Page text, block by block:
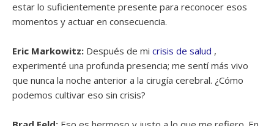
estar lo suficientemente presente para reconocer esos
momentos y actuar en consecuencia.
Eric Markowitz: Después de mi crisis de salud ,
experimenté una profunda presencia; me sentí más vivo
que nunca la noche anterior a la cirugía cerebral. ¿Cómo
podemos cultivar eso sin crisis?